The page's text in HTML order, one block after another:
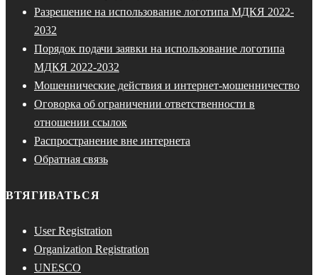
Разрешение на использование логотипа МДКЯ 2022-
2032
Порядок подачи заявки на использование логотипа
МДКЯ 2022-2032
Мошеннические действия и интернет-мошенничество
Оговорка об ограничении ответственности в
отношении ссылок
Распространение вне интернета
Обратная связь
ВТЯГИВАТЬСЯ
User Registration
Organization Registration
UNESCO